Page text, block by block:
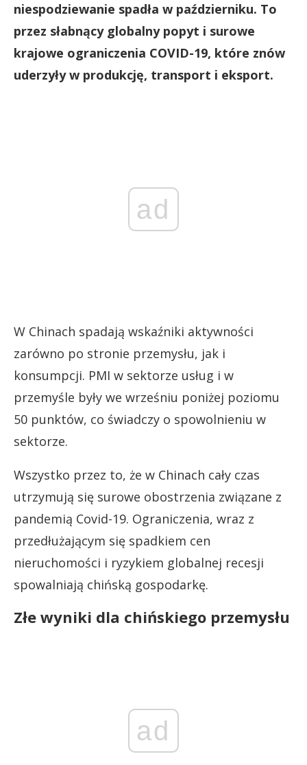
niespodziewanie spadła w październiku. To
przez słabnący globalny popyt i surowe
krajowe ograniczenia COVID-19, które znów
uderzyły w produkcję, transport i eksport.
ad
W Chinach spadają wskaźniki aktywności
zarówno po stronie przemysłu, jak i
konsumpcji. PMI w sektorze usług i w
przemyśle były we wrześniu poniżej poziomu
50 punktów, co świadczy o spowolnieniu w
sektorze.
Wszystko przez to, że w Chinach cały czas
utrzymują się surowe obostrzenia związane z
pandemią Covid-19. Ograniczenia, wraz z
przedłużającym się spadkiem cen
nieruchomości i ryzykiem globalnej recesji
spowalniają chińską gospodarkę.
Złe wyniki dla chińskiego przemysłu
ad